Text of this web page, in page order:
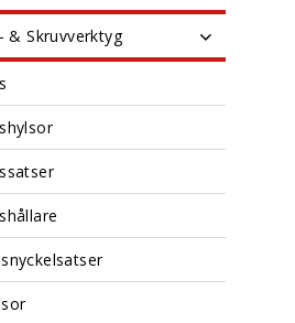
& Skruvverktyg